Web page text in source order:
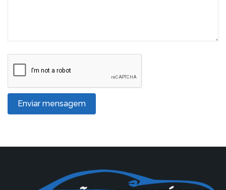
Enviar mensagem